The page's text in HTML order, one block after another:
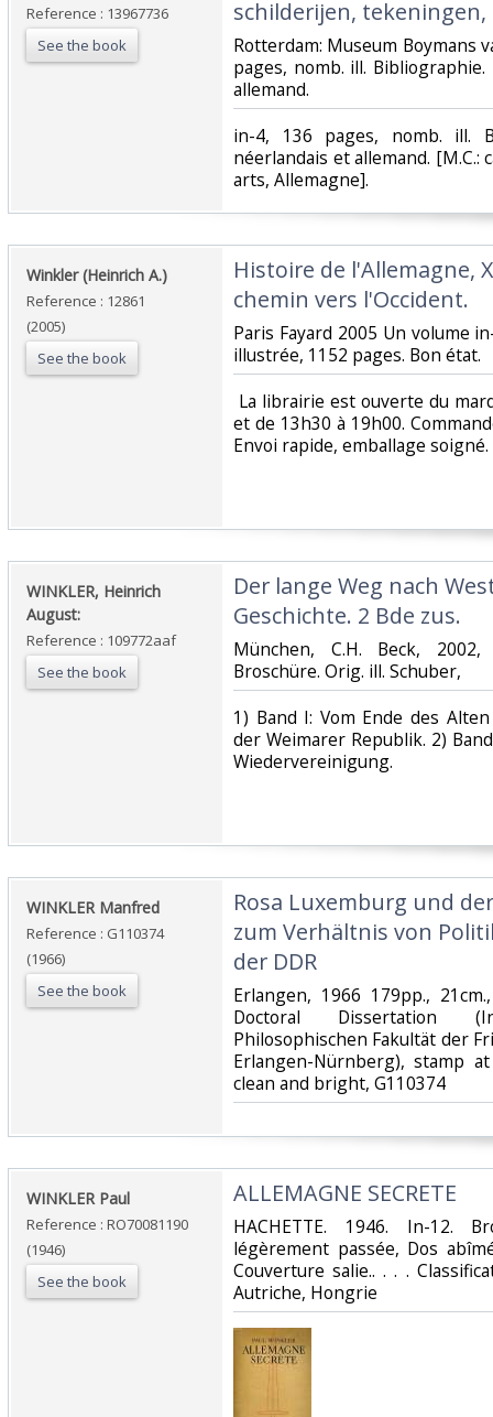
Reference : 13967736
See the book
schilderijen, tekeningen,
‎Rotterdam: Museum Boymans
pages, nomb. ill.
allemand.‎
‎in-4, 136 pages, nomb. ill.
néerlandais et allemand. [M.C.:
arts, Allemagne].‎
‎Winkler (Heinrich A.)‎
Reference : 12861
(2005)
See the book
‎Histoire de l'Allemagne,
chemin vers l'Occident. ‎
‎Paris Fayard 2005 Un volume
illustrée, 1152 pages. Bon état. ‎
La librairie est ouverte du
et de 13h30 à 19h00.
Envoi rapide, emballage soigné. ‎
‎WINKLER, Heinrich
August:‎
Reference : 109772aaf
See the book
‎Der lange Weg nach
Geschichte. 2 Bde zus.‎
‎München, C.H. Beck,
Broschüre. Orig. ill. Schuber,‎
‎1) Band I: Vom Ende des
der Weimarer Republik. 2)
Wiedervereinigung. ‎
‎WINKLER Manfred‎
Reference : G110374
(1966)
See the book
‎Rosa Luxemburg und
zum Verhältnis von
der DDR‎
‎Erlangen, 1966 179pp.,
Doctoral Dissertation
Philosophischen Fakultät der
Erlangen-Nürnberg), stamp
clean and bright, G110374‎
‎WINKLER Paul‎
Reference : RO70081190
(1946)
See the book
‎ALLEMAGNE SECRETE‎
‎HACHETTE. 1946. In-12.
légèrement passée, Dos
Couverture salie.. . . .
Autriche, Hongrie‎